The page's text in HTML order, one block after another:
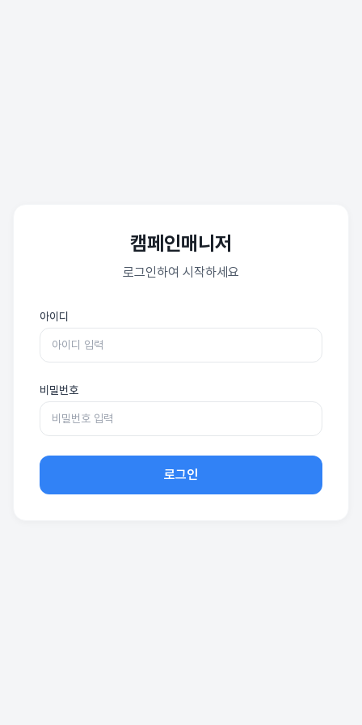
캠페인매니저
로그인하여 시작하세요
아이디
비밀번호
로그인